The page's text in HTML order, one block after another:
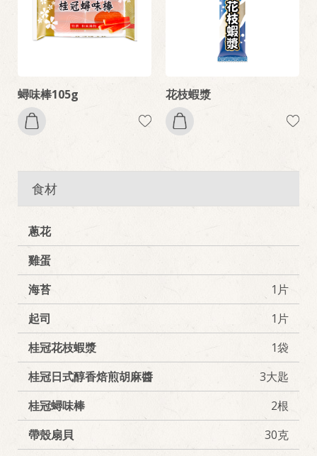
蟳味棒105g 花枝蝦漿
食材
蔥花
雞蛋
海苔
1片
起司
1片
桂冠花枝蝦漿
1袋
桂冠日式醇香焙煎胡麻醬
3大匙
桂冠蟳味棒
2根
帶殼扇貝
30克